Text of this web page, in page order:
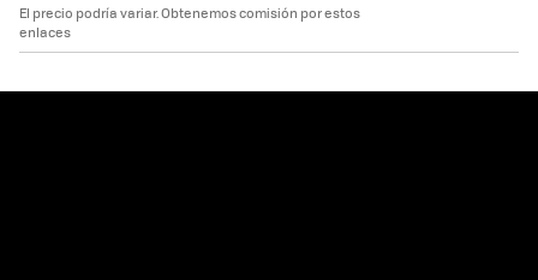
El precio podría variar. Obtenemos comisión por estos
enlaces